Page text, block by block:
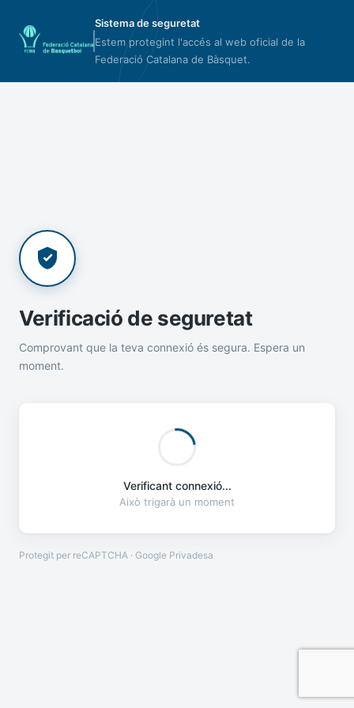
Sistema de seguretat
Estem protegint l'accés al web oficial de la
Federació Catalana de Bàsquet.
Verificació de seguretat
Comprovant que la teva connexió és segura. Espera un
moment.
Verificant connexió...
Això trigarà un moment
Protegit per reCAPTCHA · Google Privadesa